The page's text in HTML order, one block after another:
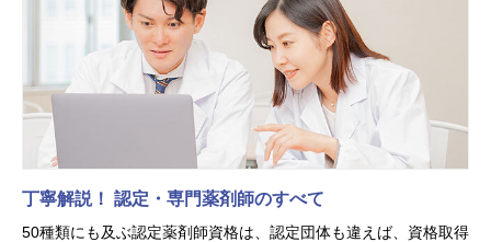
丁寧解説！ 認定・専門薬剤師のすべて
50種類にも及ぶ認定薬剤師資格は、認定団体も違えば、資格取得